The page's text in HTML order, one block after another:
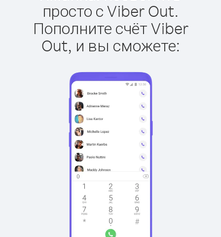
просто с Viber Out.
Пополните счёт Viber
Out, и вы сможете: